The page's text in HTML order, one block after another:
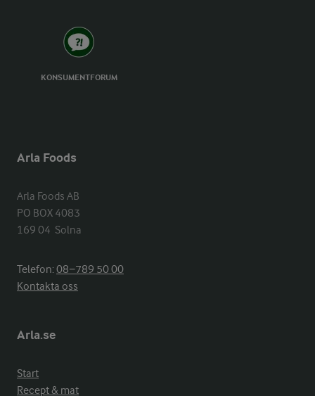
KONSUMENTFORUM
Arla Foods
Arla Foods AB
PO BOX 4083
169 04  Solna
Telefon:08−789 50 00
Kontakta oss
Arla.se
Start
Recept & mat